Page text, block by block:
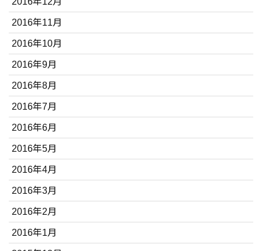
2016年11月
2016年10月
2016年9月
2016年8月
2016年7月
2016年6月
2016年5月
2016年4月
2016年3月
2016年2月
2016年1月